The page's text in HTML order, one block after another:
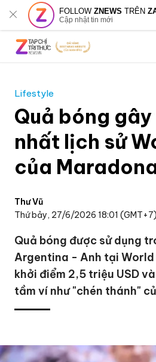
FOLLOWZNEWS TRÊN
Cập nhật tin mới
Lifestyle
Quả bóng
nhất lịch sử
của
Thư Vũ
Thứ bảy, 27/6/2026 18:01 (GMT+7)
Quả bóng được sử dụng
Argentina - Anh tại World
khởi điểm 2,5 triệu USD
tầm ví như "chén thánh"